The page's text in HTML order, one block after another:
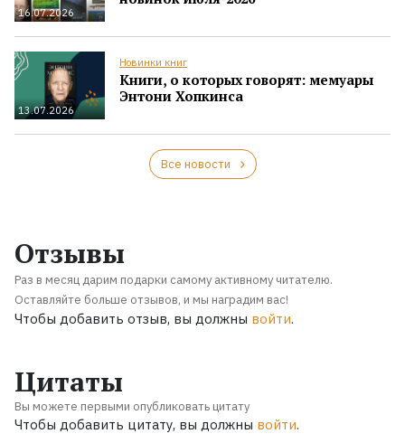
16.07.2026
13.07.2026
Новинки книг
Книги, о которых говорят: мемуары
Энтони Хопкинса
Все новости
Отзывы
Раз в месяц дарим подарки самому активному читателю.
Оставляйте больше отзывов, и мы наградим вас!
Чтобы добавить отзыв, вы должны войти.
Цитаты
Вы можете первыми опубликовать цитату
Чтобы добавить цитату, вы должны войти.